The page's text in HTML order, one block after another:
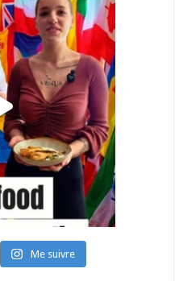
Me suivre